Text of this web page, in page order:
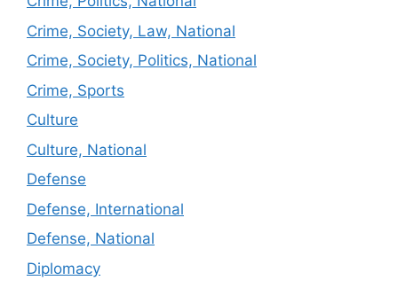
Crime, Society, Law, National
Crime, Society, Politics, National
Crime, Sports
Culture
Culture, National
Defense
Defense, International
Defense, National
Diplomacy